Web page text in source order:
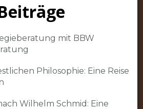
mit BBW
Philosophie: Eine Reise
Wilhelm Schmid: Eine